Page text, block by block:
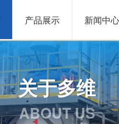
产品展示 新闻中心
关于多维
ABOUT US